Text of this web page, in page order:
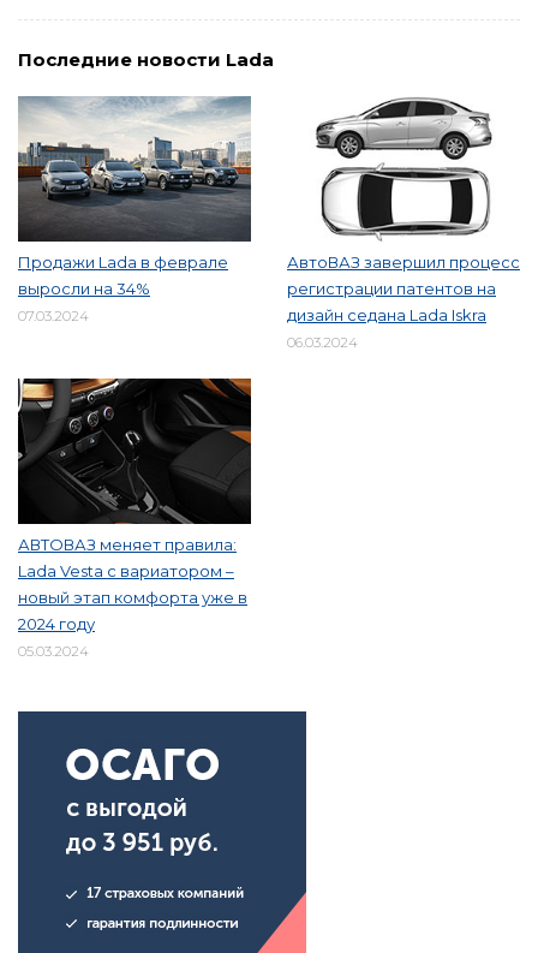
Последние новости Lada
Продажи Lada в феврале
выросли на 34%
07.03.2024
АвтоВАЗ завершил процесс
регистрации патентов на
дизайн седана Lada Iskra
06.03.2024
АВТОВАЗ меняет правила:
Lada Vesta с вариатором –
новый этап комфорта уже в
2024 году
05.03.2024